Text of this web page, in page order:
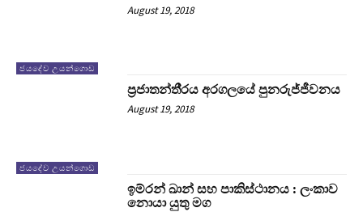
ජයදේව උයන්ගොඩ
August 19, 2018
ජයදේව උයන්ගොඩ
ප‍්‍රජාතන්තී‍්‍රය අරගලයේ පුනරුජ්ජීවනය
August 19, 2018
ඉම්රන් ඛාන් සහ පාකිස්ථානය : ලංකාව
නොයා යුතු මග